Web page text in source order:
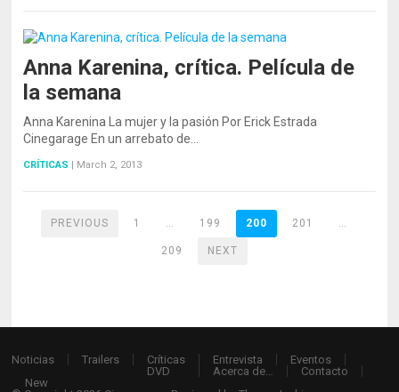
Anna Karenina, crítica. Película de
la semana
Anna Karenina La mujer y la pasión Por Erick Estrada
Cinegarage En un arrebato de…
CRÍTICAS | March 2, 2013
PREVIOUS 1 … 199 200 201 …
209 NEXT
Noticias Trailers
Críticas
DVD
Entrevista
Eventos
Acerca de…
Contacto
New